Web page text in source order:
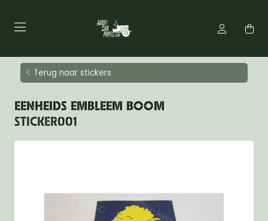
Terug naar stickers
EENHEIDS EMBLEEM BOOM
STICKER001